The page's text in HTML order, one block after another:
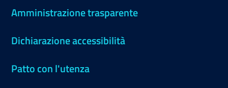
Amministrazione trasparente
Dichiarazione accessibilità
Patto con l'utenza